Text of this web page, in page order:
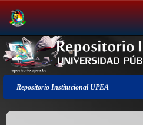
Salir
de
la
navegación
Repositorio Institucional UPEA